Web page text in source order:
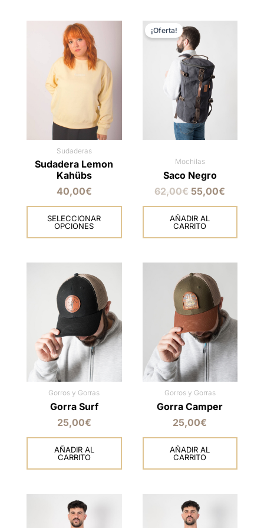
Sudaderas
Sudadera Lemon
Kahübs
40,00€
SELECCIONAR
OPCIONES
producto
tiene
múltiples
variantes.
opciones
pueden
elegir
en
la
página
de
producto
¡Oferta!
Mochilas
Saco Negro
62,00€
precio
original
era:
62,00€.
55,00€
AÑADIR AL
CARRITO
Gorros y Gorras
Gorra Surf
25,00€
AÑADIR AL
CARRITO
Gorros y Gorras
Gorra Camper
25,00€
AÑADIR AL
CARRITO
producto
tiene
producto
tiene